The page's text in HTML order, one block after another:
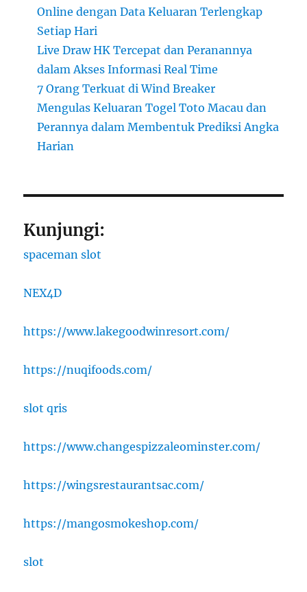
Online dengan Data Keluaran Terlengkap
Setiap Hari
Live Draw HK Tercepat dan Peranannya
dalam Akses Informasi Real Time
7 Orang Terkuat di Wind Breaker
Mengulas Keluaran Togel Toto Macau dan
Perannya dalam Membentuk Prediksi Angka
Harian
Kunjungi:
spaceman slot
NEX4D
https://www.lakegoodwinresort.com/
https://nuqifoods.com/
slot qris
https://www.changespizzaleominster.com/
https://wingsrestaurantsac.com/
https://mangosmokeshop.com/
slot